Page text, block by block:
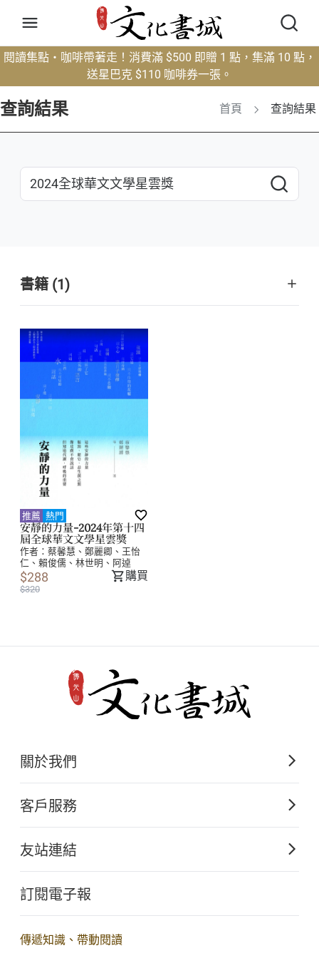
閱讀集點・咖啡帶著走！消費滿 $500 即贈 1 點，集滿 10 點，
送星巴克 $110 咖啡券一張。
查詢結果 首頁 查詢結果
書籍 (1)
推薦 熱門
安靜的力量-2024年第十四
屆全球華文文學星雲獎
作者： 蔡馨慧、鄭麗卿、王怡
仁、賴俊儒、林世明、阿逴
$288
$320
購買
關於我們
佛光山文化出版的起源
關於文化出版
客戶服務
購書須知
大量團購
查詢訂單
友站連結
佛光山全球資訊網
訂閱電子報
傳遞知識、帶動閱讀